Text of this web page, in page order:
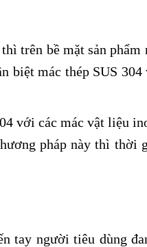
trên bề mặt sản phẩm
biệt mác thép SUS 304
với các mác vật liệu
pháp này thì thời
tay người tiêu dùng